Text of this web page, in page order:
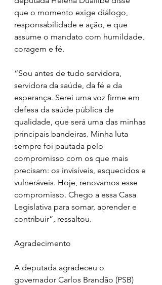
que o momento exige diálogo,
responsabilidade e ação, e que
assume o mandato com humildade,
coragem e fé.
“Sou antes de tudo servidora,
servidora da saúde, da fé e da
esperança. Serei uma voz firme em
defesa da saúde pública de
qualidade, que será uma das minhas
principais bandeiras. Minha luta
sempre foi pautada pelo
compromisso com os que mais
precisam: os invisíveis, esquecidos e
vulneráveis. Hoje, renovamos esse
compromisso. Chego a essa Casa
Legislativa para somar, aprender e
contribuir”, ressaltou.
Agradecimento
A deputada agradeceu o
governador Carlos Brandão (PSB)